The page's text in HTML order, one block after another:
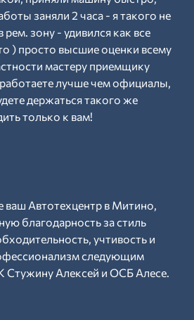
заняли 2 часа - я такого не
зону - удивился как все
) просто высшие оценки всему
мастеру приемщику
лучше чем официалы,
держаться такого же
только к вам!
ваш Автотехцентр в Митино,
благодарность за стиль
учтивость и
следующим
Стужину Алексей и ОСБ Алесе.